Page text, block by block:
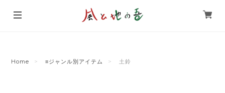
Home ≡ジャンル別アイテム 土鈴